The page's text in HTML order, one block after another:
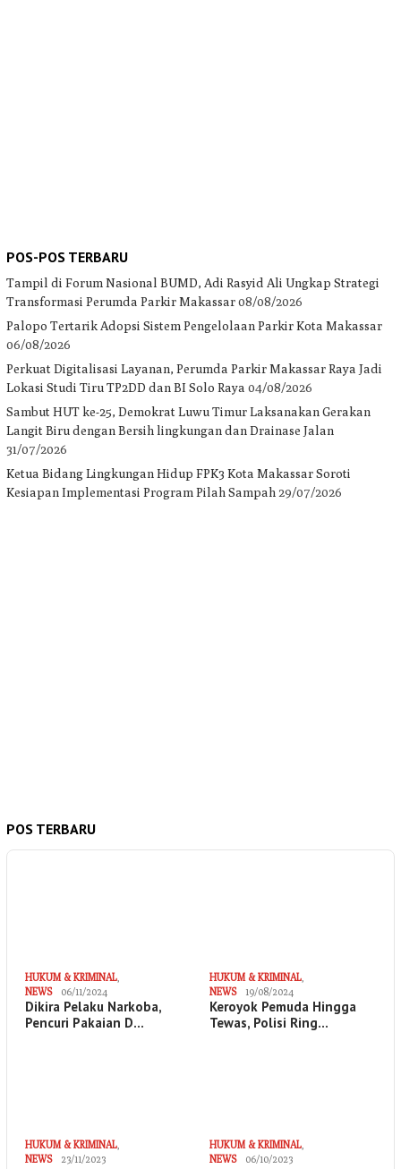
POS-POS TERBARU
Tampil di Forum Nasional BUMD, Adi Rasyid Ali Ungkap Strategi
Transformasi Perumda Parkir Makassar08/08/2026
Palopo Tertarik Adopsi Sistem Pengelolaan Parkir Kota Makassar
06/08/2026
Perkuat Digitalisasi Layanan, Perumda Parkir Makassar Raya Jadi
Lokasi Studi Tiru TP2DD dan BI Solo Raya 04/08/2026
Sambut HUT ke-25, Demokrat Luwu Timur Laksanakan Gerakan
Langit Biru dengan Bersih lingkungan dan Drainase Jalan
31/07/2026
Ketua Bidang Lingkungan Hidup FPK3 Kota Makassar Soroti
Kesiapan Implementasi Program Pilah Sampah 29/07/2026
POS TERBARU
HUKUM & KRIMINAL
NEWS
06/11/2024
Dikira Pelaku Narkoba,
Pencuri Pakaian D…
HUKUM & KRIMINAL
NEWS
19/08/2024
Keroyok Pemuda Hingga
Tewas, Polisi Ring…
HUKUM & KRIMINAL
NEWS
23/11/2023
HUKUM & KRIMINAL
NEWS
06/10/2023